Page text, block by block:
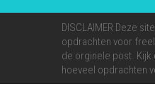
DISCLAIMER Deze
opdrachten voor
de orginele post.
hoeveel opdrachten